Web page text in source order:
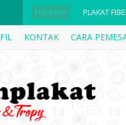
Hot Item! PLAKAT
PLAKAT
PLAKAT
KONTAK CARA